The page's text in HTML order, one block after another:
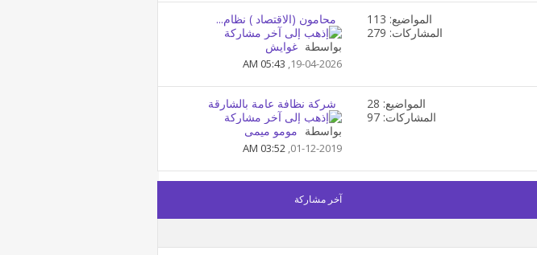
مشاهدة
تغذيات
المواضيع: 113
المشاركات: 279
محامون (الاقتصاد ) نظام...
بواسطة غوايش
19-04-2026,
05:43 AM
مشاهدة
تغذيات
المواضيع: 28
المشاركات: 97
شركة نظافة عامة بالشارقة
بواسطة مومو ميمى
01-12-2019,
03:52 AM
آخر مشاركة